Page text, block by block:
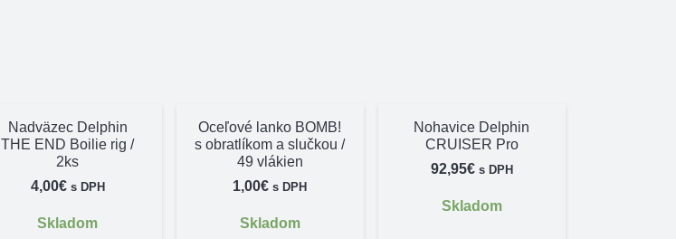
Nadväzec Delphin
THE END Boilie rig /
2ks
4,00€ s DPH
Skladom
Oceľové lanko BOMB!
s obratlíkom a slučkou /
49 vlákien
1,00€ s DPH
Skladom
Nohavice Delphin
CRUISER Pro
92,95€ s DPH
Skladom